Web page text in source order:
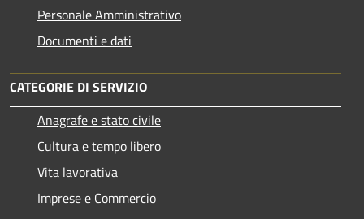
Personale Amministrativo
Documenti e dati
CATEGORIE DI SERVIZIO
Anagrafe e stato civile
Cultura e tempo libero
Vita lavorativa
Imprese e Commercio